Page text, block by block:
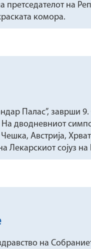
претседателот на
комора.
Палас”, заврши
дводневниот
Австрија,
Лекарскиот сојуз на
на